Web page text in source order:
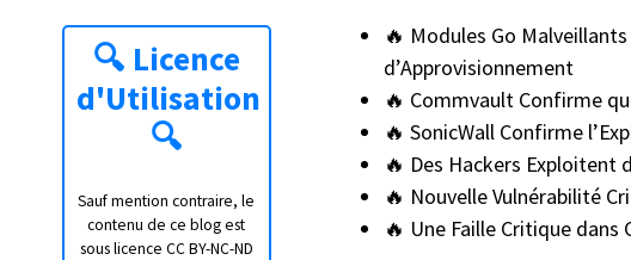
🔍 Licence
d'Utilisation
🔍
Sauf mention contraire, le
contenu de ce blog est
sous licence CC BY-NC-ND
🔥 Modules Go
d’Approvisionnement
🔥 Commvault Confirme
🔥 SonicWall Confirme
🔥 Des Hackers Exploitent
🔥 Nouvelle Vulnérabilité
🔥 Une Faille Critique